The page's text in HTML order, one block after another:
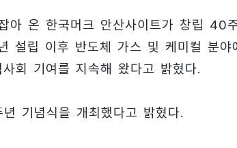
아 온 한국머크 안산사이트가 창립 40
설립 이후 반도체 가스 및 케미컬 분야
회 기여를 지속해 왔다고 밝혔다.
기념식을 개최했다고 밝혔다.